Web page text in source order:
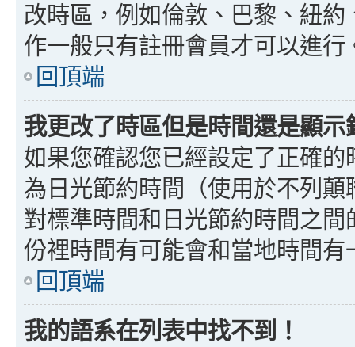
改時區，例如倫敦、巴黎、紐
作一般只有註冊會員才可以進
回頂端
我更改了時區但是時間還是顯示
如果您確認您已經設定了正確
為日光節約時間（使用於不列
對標準時間和日光節約時間之
份裡時間有可能會和當地時間
回頂端
我的語系在列表中找不到！